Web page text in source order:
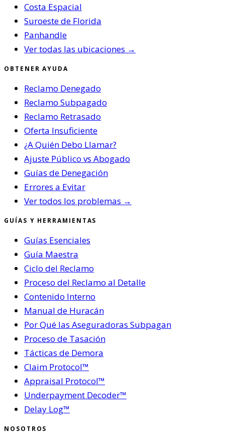
Costa Espacial
Suroeste de Florida
Panhandle
Ver todas las ubicaciones →
OBTENER AYUDA
Reclamo Denegado
Reclamo Subpagado
Reclamo Retrasado
Oferta Insuficiente
¿A Quién Debo Llamar?
Ajuste Público vs Abogado
Guías de Denegación
Errores a Evitar
Ver todos los problemas →
GUÍAS Y HERRAMIENTAS
Guías Esenciales
Guía Maestra
Ciclo del Reclamo
Proceso del Reclamo al Detalle
Contenido Interno
Manual de Huracán
Por Qué las Aseguradoras Subpagan
Proceso de Tasación
Tácticas de Demora
Claim Protocol™
Appraisal Protocol™
Underpayment Decoder™
Delay Log™
NOSOTROS